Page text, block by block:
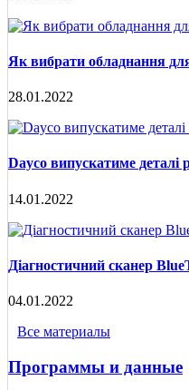
Як вибрати обладнання
28.01.2022
Dayco випускатиме деталі
14.01.2022
Діагностичний сканер
04.01.2022
Все материалы
Программы и данные